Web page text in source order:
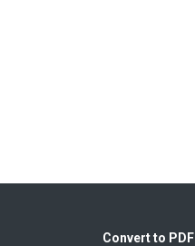
Convert to PDF